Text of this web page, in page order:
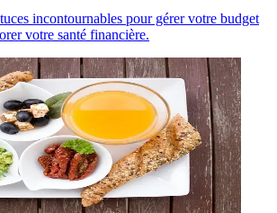
incontournables pour gérer votre budget
votre santé financière.